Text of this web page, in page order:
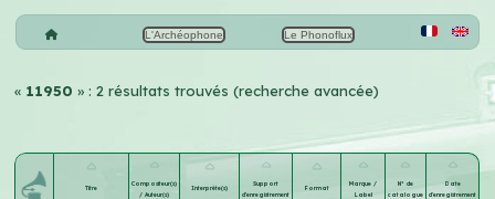
L'Archéophone Le Phonoflux
« 11950» : 2 résultats trouvés (recherche avancée)
Titre
Compositeur(s)
/ Auteur(s)
Interprète(s)
Support
d'enregistrement
Format
Marque /
Label
N° de
catalogue
Date
d'enregistrement